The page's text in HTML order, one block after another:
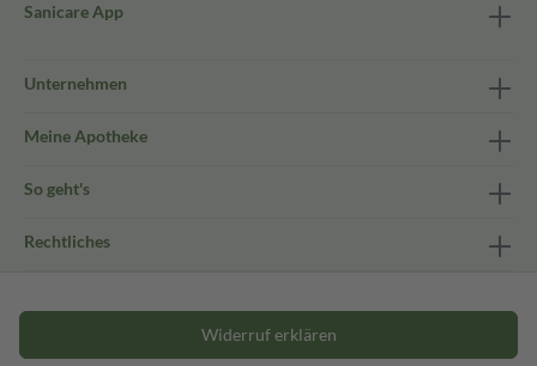
Sanicare App
Unternehmen
Meine Apotheke
So geht's
Rechtliches
Widerruf erklären